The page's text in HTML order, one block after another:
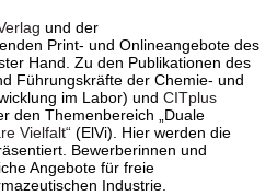
und der
Print- und Onlineangebote des
Hand. Zu den Publikationen des
Führungskräfte der Chemie- und
im Labor) und CITplus
den Themenbereich „Duale
Vielfalt“ (ElVi). Hier werden die
Bewerberinnen und
Angebote für freie
Industrie.